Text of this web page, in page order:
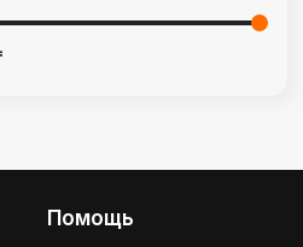
Помощь